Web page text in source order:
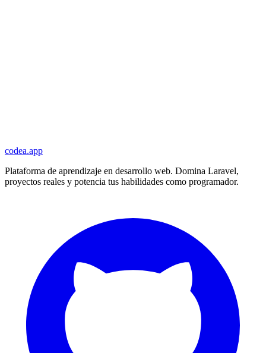
codea.app
Plataforma de aprendizaje en desarrollo web. Domina Laravel,
proyectos reales y potencia tus habilidades como programador.